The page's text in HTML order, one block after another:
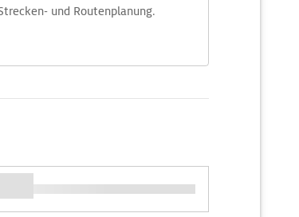
und Routenplanung.